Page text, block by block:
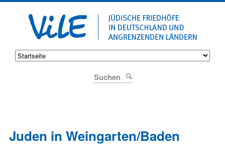
Juden in Weingarten/Baden